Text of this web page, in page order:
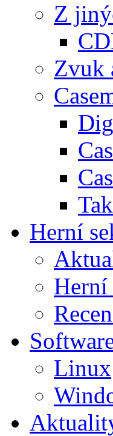
Z
Zvuk
Herní
Herní
Linux